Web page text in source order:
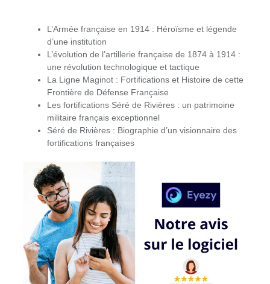
L’Armée française en 1914 : Héroïsme et légende
d’une institution
L’évolution de l’artillerie française de 1874 à 1914 :
une révolution technologique et tactique
La Ligne Maginot : Fortifications et Histoire de cette
Frontière de Défense Française
Les fortifications Séré de Rivières : un patrimoine
militaire français exceptionnel
Séré de Rivières : Biographie d’un visionnaire des
fortifications françaises